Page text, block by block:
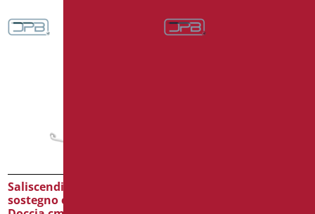
Saliscendi Doccia di
sostegno e Saliscendi